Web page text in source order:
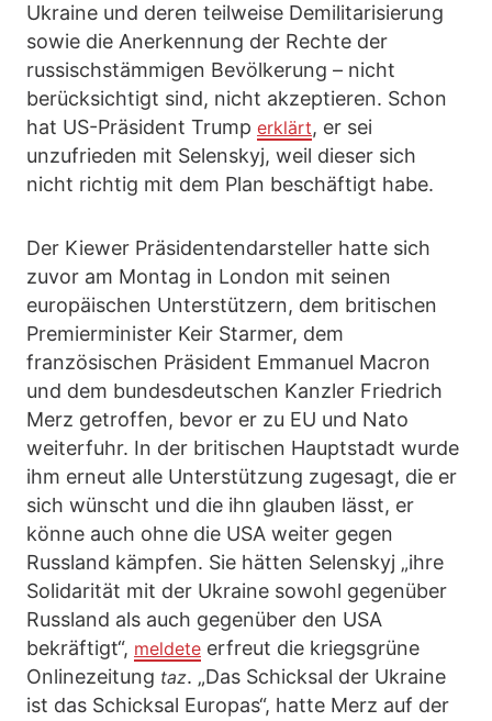
Ukraine und deren teilweise Demilitarisierung
sowie die Anerkennung der Rechte der
russischstämmigen Bevölkerung – nicht
berücksichtigt sind, nicht akzeptieren. Schon
hat US-Präsident Trump erklärt, er sei
unzufrieden mit Selenskyj, weil dieser sich
nicht richtig mit dem Plan beschäftigt habe.
Der Kiewer Präsidentendarsteller hatte sich
zuvor am Montag in London mit seinen
europäischen Unterstützern, dem britischen
Premierminister Keir Starmer, dem
französischen Präsident Emmanuel Macron
und dem bundesdeutschen Kanzler Friedrich
Merz getroffen, bevor er zu EU und Nato
weiterfuhr. In der britischen Hauptstadt wurde
ihm erneut alle Unterstützung zugesagt, die er
sich wünscht und die ihn glauben lässt, er
könne auch ohne die USA weiter gegen
Russland kämpfen. Sie hätten Selenskyj „ihre
Solidarität mit der Ukraine sowohl gegenüber
Russland als auch gegenüber den USA
bekräftigt“, meldete erfreut die kriegsgrüne
Onlinezeitung taz. „Das Schicksal der Ukraine
ist das Schicksal Europas“, hatte Merz auf der